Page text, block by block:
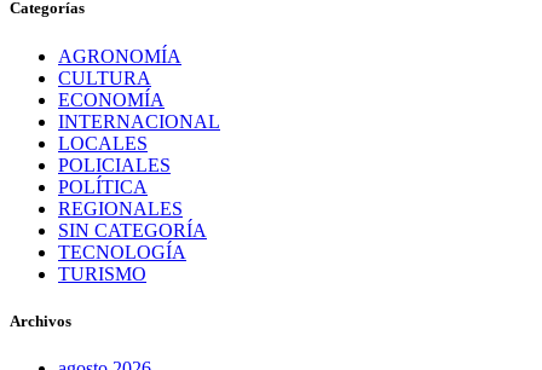
Categorías
AGRONOMÍA
CULTURA
ECONOMÍA
INTERNACIONAL
LOCALES
POLICIALES
POLÍTICA
REGIONALES
SIN CATEGORÍA
TECNOLOGÍA
TURISMO
Archivos